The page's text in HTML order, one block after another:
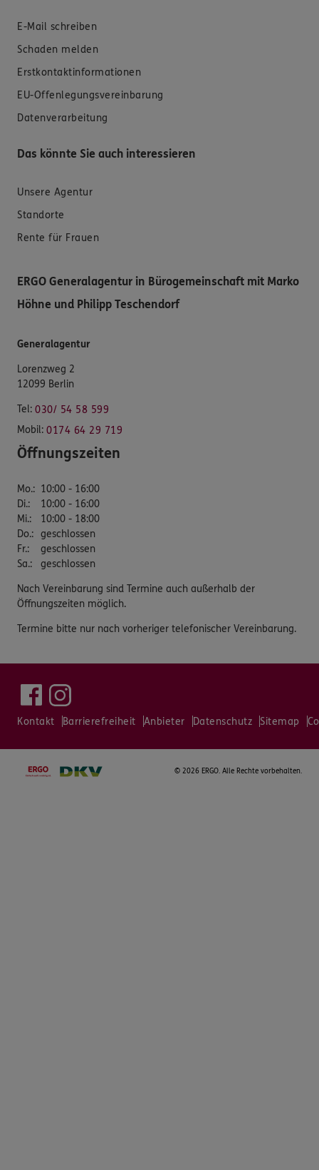
E-Mail schreiben
Schaden melden
Erstkontaktinformationen
EU-Offenlegungsvereinbarung
Datenverarbeitung
Das könnte Sie auch interessieren
Unsere Agentur
Standorte
Rente für Frauen
ERGO Generalagentur in Bürogemeinschaft mit Marko
Höhne und Philipp Teschendorf
Generalagentur
Lorenzweg 2
12099 Berlin
Tel: 030/ 54 58 599
Mobil: 0174 64 29 719
Öffnungszeiten
Mo.: 10:00 - 16:00
Di.:
10:00 - 16:00
Mi.:
10:00 - 18:00
Do.: geschlossen
Fr.:
geschlossen
Sa.: geschlossen
Nach Vereinbarung sind Termine auch außerhalb der
Öffnungszeiten möglich.
Termine bitte nur nach vorheriger telefonischer Vereinbarung.
Kontakt Barrierefreiheit Anbieter Datenschutz Sitemap
© 2026 ERGO. Alle Rechte vorbehalten.